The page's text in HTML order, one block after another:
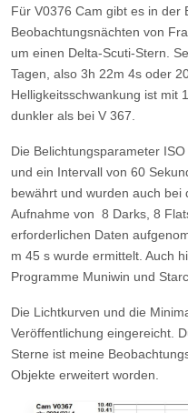
Für V0376 Cam gibt es in der
Beobachtungsnächten von
um einen Delta-Scuti-Stern.
Tagen, also 3h 22m 4s oder
Helligkeitsschwankung ist mit
dunkler als bei V 367.
Die Belichtungsparameter
und ein Intervall von 60
bewährt und wurden auch bei
Aufnahme von 8 Darks, 8
erforderlichen Daten
m 45 s wurde ermittelt. Auch
Programme Muniwin und
Die Lichtkurven und die
Veröffentlichung eingereicht.
Sterne ist meine
Objekte erweitert worden.